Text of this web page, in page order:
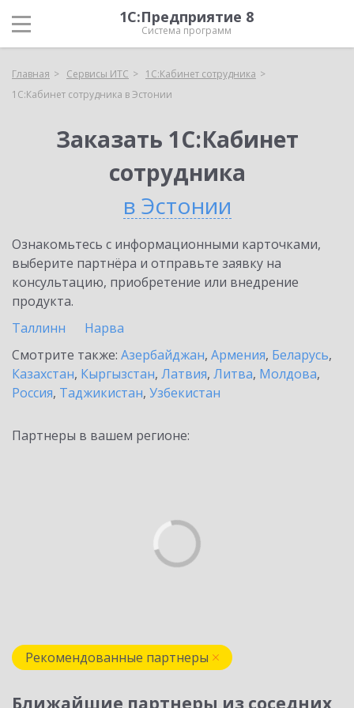
1С:Предприятие 8
Система программ
Главная Сервисы ИТС
1С:Кабинет сотрудника
1С:Кабинет сотрудника в Эстонии
Заказать 1С:Кабинет
сотрудника
в Эстонии
Ознакомьтесь с информационными карточками,
выберите партнёра и отправьте заявку на
консультацию, приобретение или внедрение
продукта.
Таллинн
Нарва
Смотрите также: Азербайджан, Армения, Беларусь,
Казахстан, Кыргызстан, Латвия, Литва, Молдова,
Россия, Таджикистан, Узбекистан
Партнеры в вашем регионе:
Рекомендованные партнеры
Ближайшие партнеры из соседних